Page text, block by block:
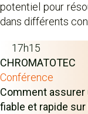
potentiel pour
dans différents
17h15
CHROMATOTEC
Conférence
Comment
fiable et rapide